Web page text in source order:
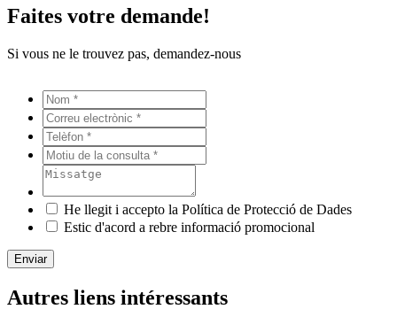
Faites votre demande!
Si vous ne le trouvez pas, demandez-nous
He llegit i accepto la Política de Protecció de Dades
Estic d'acord a rebre informació promocional
Enviar
Autres liens intéressants